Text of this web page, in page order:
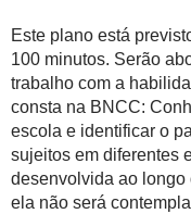
Este plano está
100 minutos. Serão
trabalho com a
consta na BNCC:
escola e identificar o
sujeitos em diferentes
desenvolvida ao longo
ela não será